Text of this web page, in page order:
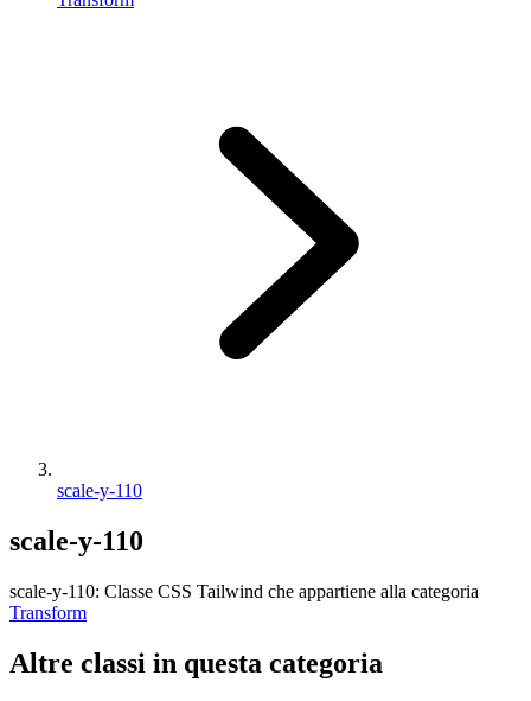
scale-y-110
scale-y-110
scale-y-110: Classe CSS Tailwind che appartiene alla categoria
Transform
Altre classi in questa categoria